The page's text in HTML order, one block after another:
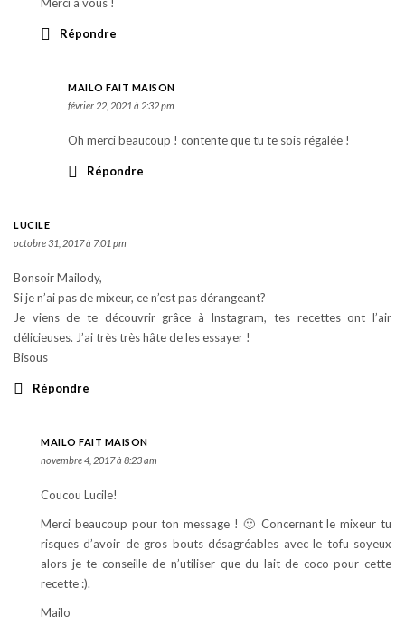
Répondre
MAILO FAIT MAISON
février 22, 2021 à 2:32 pm
Oh merci beaucoup ! contente que tu te sois régalée !
Répondre
LUCILE
octobre 31, 2017 à 7:01 pm
Bonsoir Mailody,
Si je n’ai pas de mixeur, ce n’est pas dérangeant?
Je viens de te découvrir grâce à Instagram, tes recettes ont l’air
délicieuses. J’ai très très hâte de les essayer !
Bisous
Répondre
MAILO FAIT MAISON
novembre 4, 2017 à 8:23 am
Coucou Lucile!
Merci beaucoup pour ton message ! 🙂 Concernant le mixeur tu
risques d’avoir de gros bouts désagréables avec le tofu soyeux
alors je te conseille de n’utiliser que du lait de coco pour cette
recette :).
Mailo